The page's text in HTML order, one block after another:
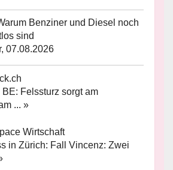
Benziner und Diesel noch
sind
07.08.2026
Felssturz sorgt am
... »
in Zürich: Fall Vincenz: Zwei